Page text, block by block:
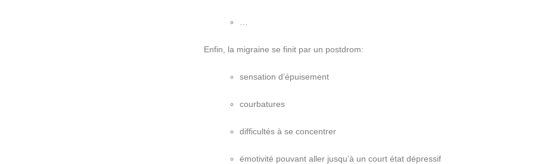
Enfin, la migraine se finit par un postdrom:
sensation d’épuisement
courbatures
difficultés à se concentrer
émotivité pouvant aller jusqu’à un court état dépressif